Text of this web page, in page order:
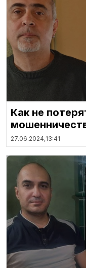
Как не
27.06.2024,13:41